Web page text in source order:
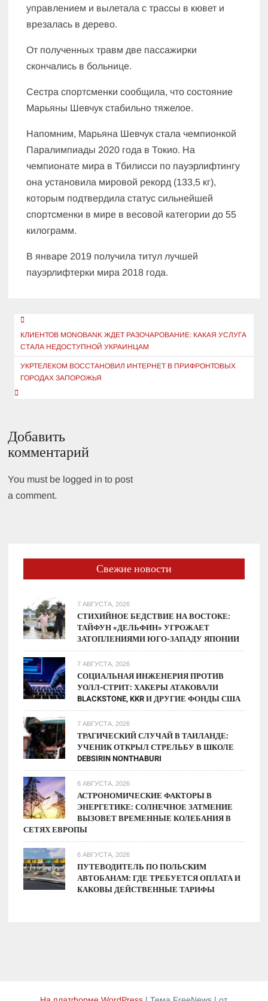
управлением и вылетала с трассы в кювет и
врезалась в дерево.
От полученных травм две пассажирки
скончались в больнице.
Сестра спортсменки сообщила, что состояние
Марьяны Шевчук стабильно тяжелое.
Напомним, Марьяна Шевчук стала чемпионкой
Паралимпиады 2020 года в Токио. На
чемпионате мира в Тбилисси по пауэрлифтингу
она установила мировой рекорд (133,5 кг),
которым подтвердила статус сильнейшей
спортсменки в мире в весовой категории до 55
килограмм.
В январе 2019 получила титул лучшей
пауэрлифтерки мира 2018 года.
Навигация
по
записям
КЛИЕНТОВ MONOBANK ЖДЕТ РАЗОЧАРОВАНИЕ: КАКАЯ УСЛУГА
СТАЛА НЕДОСТУПНОЙ УКРАИНЦАМ
УКРТЕЛЕКОМ ВОССТАНОВИЛ ИНТЕРНЕТ В ПРИФРОНТОВЫХ
ГОРОДАХ ЗАПОРОЖЬЯ
Добавить
комментарий
You must be logged in to post
a comment.
Свежие новости
7 АВГУСТА, 2026
СТИХИЙНОЕ БЕДСТВИЕ НА ВОСТОКЕ:
ТАЙФУН «ДЕЛЬФИН» УГРОЖАЕТ
ЗАТОПЛЕНИЯМИ ЮГО-ЗАПАДУ ЯПОНИИ
7 АВГУСТА, 2026
СОЦИАЛЬНАЯ ИНЖЕНЕРИЯ ПРОТИВ
УОЛЛ-СТРИТ: ХАКЕРЫ АТАКОВАЛИ
BLACKSTONE, KKR И ДРУГИЕ ФОНДЫ США
7 АВГУСТА, 2026
ТРАГИЧЕСКИЙ СЛУЧАЙ В ТАИЛАНДЕ:
УЧЕНИК ОТКРЫЛ СТРЕЛЬБУ В ШКОЛЕ
DEBSIRIN NONTHABURI
6 АВГУСТА, 2026
АСТРОНОМИЧЕСКИЕ ФАКТОРЫ В
ЭНЕРГЕТИКЕ: СОЛНЕЧНОЕ ЗАТМЕНИЕ
ВЫЗОВЕТ ВРЕМЕННЫЕ КОЛЕБАНИЯ В
СЕТЯХ ЕВРОПЫ
6 АВГУСТА, 2026
ПУТЕВОДИТЕЛЬ ПО ПОЛЬСКИМ
АВТОБАНАМ: ГДЕ ТРЕБУЕТСЯ ОПЛАТА И
КАКОВЫ ДЕЙСТВЕННЫЕ ТАРИФЫ